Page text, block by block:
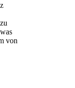
von